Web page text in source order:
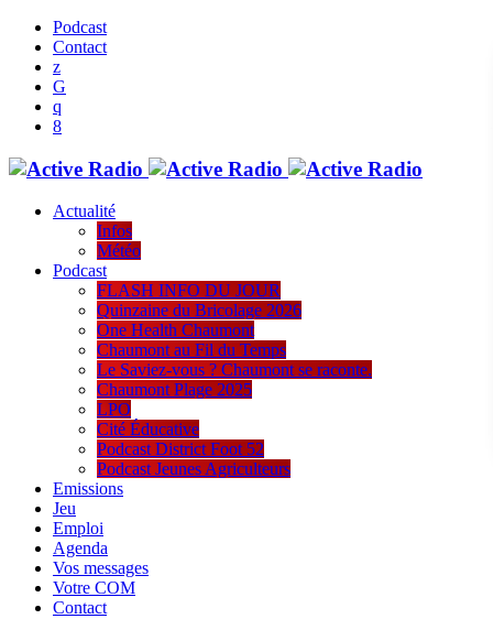
Podcast
Contact
Actualité
Infos
Météo
Podcast
FLASH INFO DU JOUR
Quinzaine du Bricolage 2026
One Health Chaumont
Chaumont au Fil du Temps
Le Saviez-vous ? Chaumont se raconte.
Chaumont Plage 2025
LPO
Cité Éducative
Podcast District Foot 52
Podcast Jeunes Agriculteurs
Emissions
Jeu
Emploi
Agenda
Vos messages
Votre COM
Contact